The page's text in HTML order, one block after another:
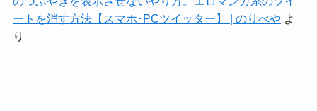
ートを消す方法【スマホ･PCツイッター】 | のりべやよ
り